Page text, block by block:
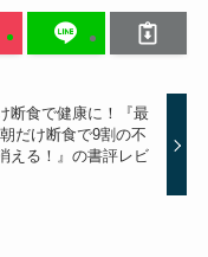
断食で健康に！『最
だけ断食で9割の不
える！』の書評レビ